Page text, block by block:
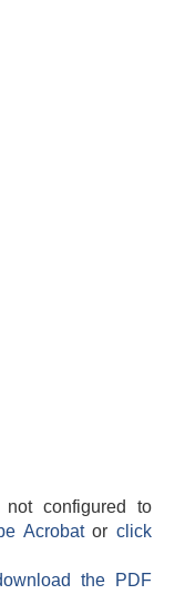
configured to
Acrobatorclick
the PDF